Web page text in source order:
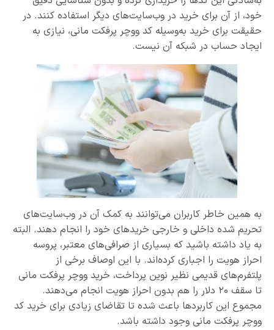
خود، از آن برای خرید در وب‌سایت‌های دیگر استفاده کنند. در
حقیقت برای خرید به‌وسیله کد ووچر پرفکت مانی، نیازی به
ایجاد حساب در شبکه آن نیست.
به همین خاطر کاربران می‌توانند به کمک آن در وب‌سایت‌های
تحریم شده داخلی و خارجی خریدهای خود را انجام دهند. البته
به یاد داشته باشید که بسیاری از صرافی‌های معتبر، پروسه
احراز هویت را اجباری کرده‌اند. با این اوصاف برخی از
پلتفرم‌های قدیمی نظیر نوین پرداخت، خرید ووچر پرفکت مانی
تا سقف ۲۰ دلار را هم بدون احراز هویت انجام می‌دهند.
مجموع این کاربردها باعث شده تا تقاضای زیادی برای خرید کد
ووچر پرفکت مانی وجود داشته باشد.